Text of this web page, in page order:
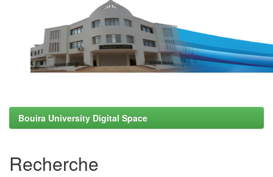
Bouira University Digital Space
Recherche